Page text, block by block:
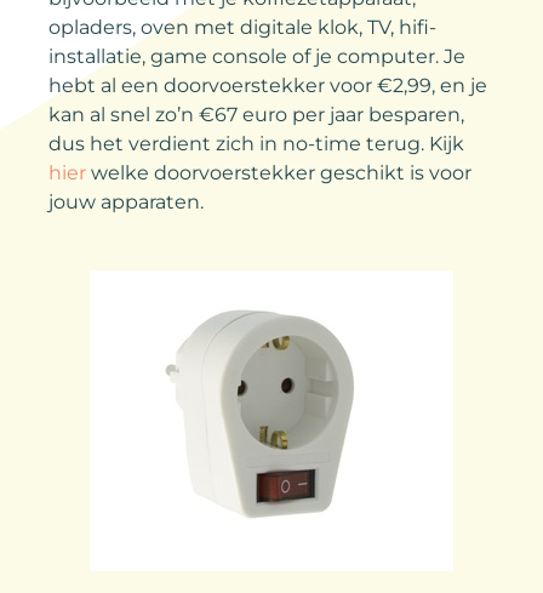
opladers, oven met digitale klok, TV, hifi-
installatie, game console of je computer. Je
hebt al een doorvoerstekker voor €2,99, en je
kan al snel zo’n €67 euro per jaar besparen,
dus het verdient zich in no-time terug. Kijk
hier welke doorvoerstekker geschikt is voor
jouw apparaten.